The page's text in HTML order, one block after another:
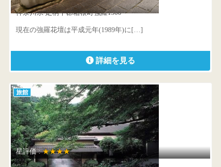
神奈川県 足柄下郡箱根町強羅1300
現在の強羅花壇は平成元年(1989年)に[…]
詳細を見る
旅館
星評価 :★★★★